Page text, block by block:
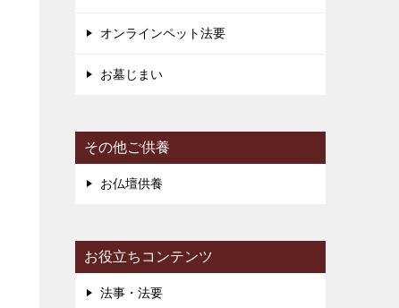
オンラインペット法要
お墓じまい
その他ご供養
お仏壇供養
お役立ちコンテンツ
法事・法要